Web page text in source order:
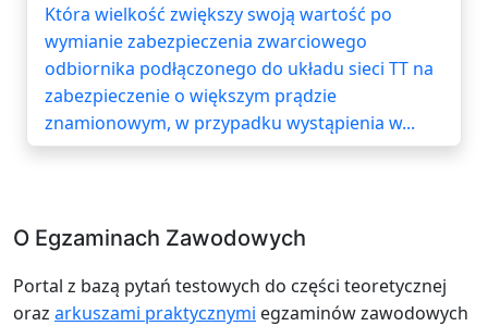
Która wielkość zwiększy swoją wartość po
wymianie zabezpieczenia zwarciowego
odbiornika podłączonego do układu sieci TT na
zabezpieczenie o większym prądzie
znamionowym, w przypadku wystąpienia w...
O Egzaminach Zawodowych
Portal z bazą pytań testowych do części teoretycznej
oraz arkuszami praktycznymi egzaminów zawodowych